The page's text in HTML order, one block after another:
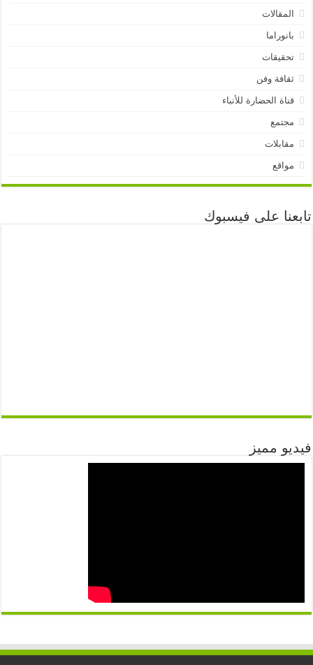
المقالات
بانوراما
تحقيقات
ثقافة وفن
قناة الحضارة للأنباء
مجتمع
مقابلات
مواقع
تابعنا على فيسبوك
فيديو مميز